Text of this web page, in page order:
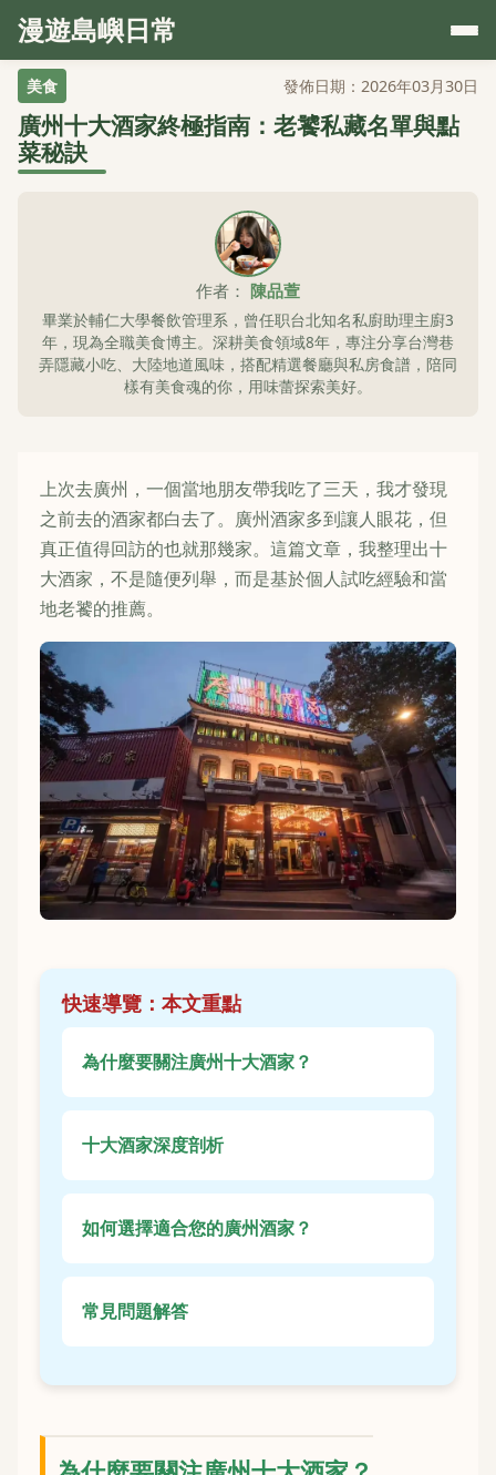
漫遊島嶼日常
美食 發佈日期：2026年03月30日
廣州十大酒家終極指南：老饕私藏名單與點
菜秘訣
作者： 陳品萱
畢業於輔仁大學餐飲管理系，曾任职台北知名私廚助理主廚3
年，現為全職美食博主。深耕美食領域8年，專注分享台灣巷
弄隱藏小吃、大陸地道風味，搭配精選餐廳與私房食譜，陪同
樣有美食魂的你，用味蕾探索美好。
上次去廣州，一個當地朋友帶我吃了三天，我才發現
之前去的酒家都白去了。廣州酒家多到讓人眼花，但
真正值得回訪的也就那幾家。這篇文章，我整理出十
大酒家，不是隨便列舉，而是基於個人試吃經驗和當
地老饕的推薦。
快速導覽：本文重點
為什麼要關注廣州十大酒家？
十大酒家深度剖析
如何選擇適合您的廣州酒家？
常見問題解答